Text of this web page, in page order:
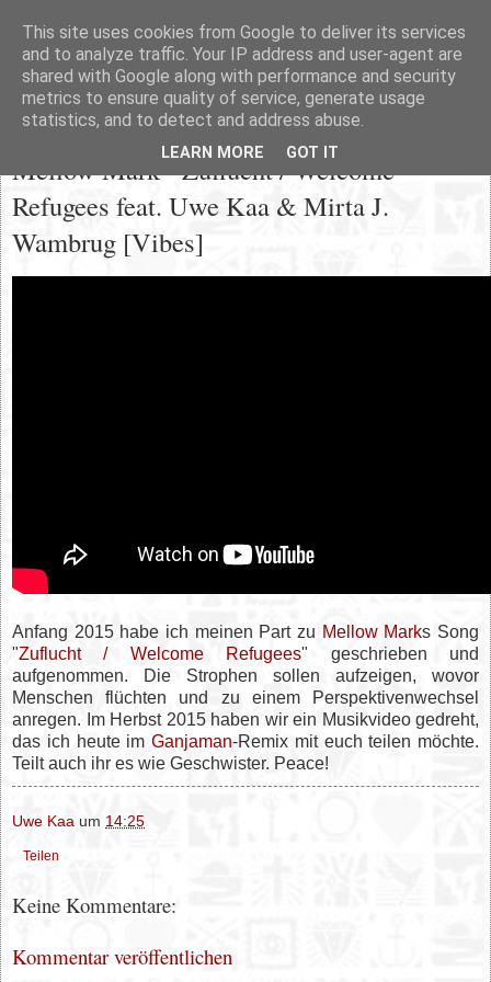
Mittwoch, 13. Januar 2016
Mellow Mark - Zuflucht / Welcome
Refugees feat. Uwe Kaa & Mirta J.
Wambrug [Vibes]
Anfang 2015 habe ich meinen Part zu Mellow Marks Song
"Zuflucht / Welcome Refugees" geschrieben und
aufgenommen. Die Strophen sollen aufzeigen, wovor
Menschen flüchten und zu einem Perspektivenwechsel
anregen. Im Herbst 2015 haben wir ein Musikvideo gedreht,
das ich heute im Ganjaman-Remix mit euch teilen möchte.
Teilt auch ihr es wie Geschwister. Peace!
Uwe Kaa um 14:25
Teilen
Keine Kommentare:
Kommentar veröffentlichen
This site uses cookies from Google to deliver its services
and to analyze traffic. Your IP address and user-agent are
shared with Google along with performance and security
metrics to ensure quality of service, generate usage
statistics, and to detect and address abuse.
LEARN MORE GOT IT